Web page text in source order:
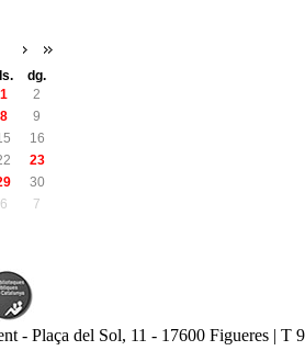
dg.
1
2
8
9
16
23
30
6 7
- Plaça del Sol, 11 - 17600 Figueres |